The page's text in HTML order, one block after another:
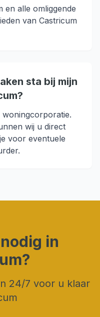
en alle omliggende
van Castricum
sta bij mijn
wij u direct
voor eventuele
in
?
24/7 voor u klaar